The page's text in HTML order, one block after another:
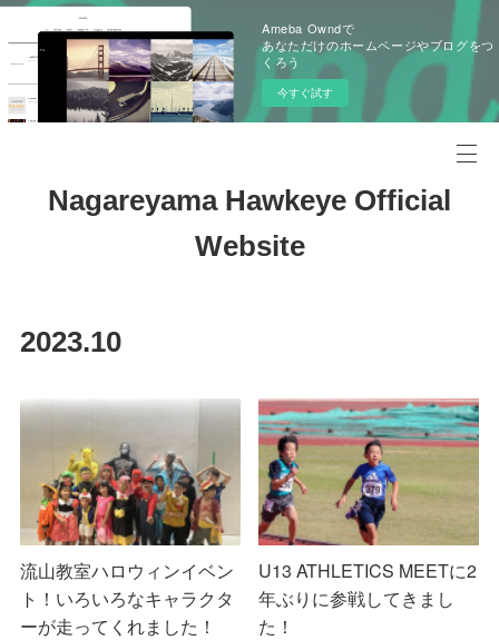
Ameba Owndで
あなただけのホームページやブログをつ
くろう
今すぐ試す
Nagareyama Hawkeye Official
Website
2023.10
流山教室ハロウィンイベン
ト！いろいろなキャラクタ
ーが走ってくれました！
U13 ATHLETICS MEETに2
年ぶりに参戦してきまし
た！